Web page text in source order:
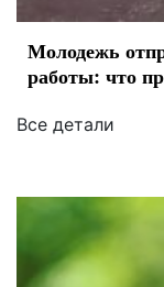
Молодежь
работы: что
Все детали